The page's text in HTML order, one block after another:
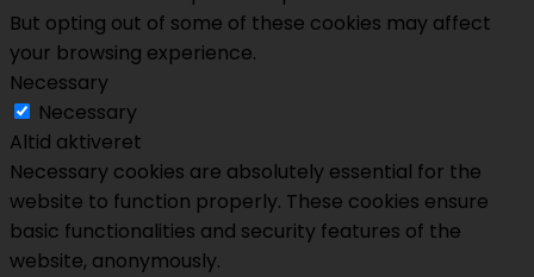
But opting out of some of these cookies may affect
your browsing experience.
Necessary
Necessary
Altid aktiveret
Necessary cookies are absolutely essential for the
website to function properly. These cookies ensure
basic functionalities and security features of the
website, anonymously.